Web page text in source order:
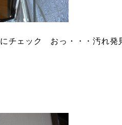
チェック おっ・・・汚れ発